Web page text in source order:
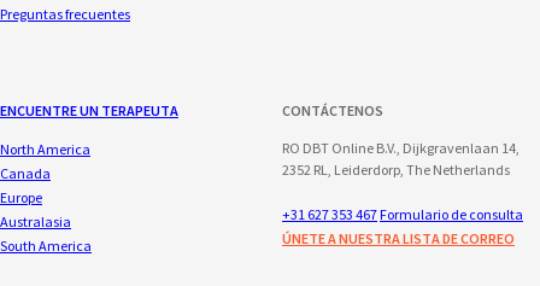
Preguntas frecuentes
ENCUENTRE UN TERAPEUTA
North America
Canada
Europe
Australasia
South America
CONTÁCTENOS
RO DBT Online B.V., Dijkgravenlaan 14,
2352 RL, Leiderdorp, The Netherlands
+31 627 353 467 Formulario de consulta
ÚNETE A NUESTRA LISTA DE CORREO